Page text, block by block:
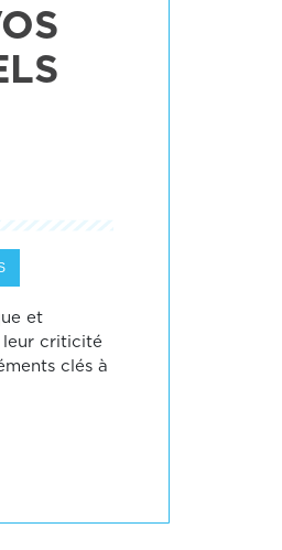
et
leur criticité
clés à